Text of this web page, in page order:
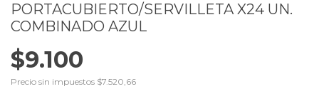
PORTACUBIERTO/SERVILLETA X24 UN.
COMBINADO AZUL
$9.100
Precio sin impuestos $7.520,66